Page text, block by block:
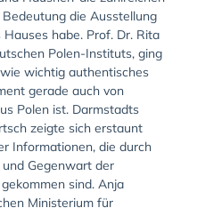
die Ausstellung
habe. Prof. Dr. Rita
Polen-Instituts, ging
wichtig authentisches
gerade auch von
Polen ist. Darmstadts
zeigte sich erstaunt
Informationen, die durch
Gegenwart der
sind. Anja
Ministerium für